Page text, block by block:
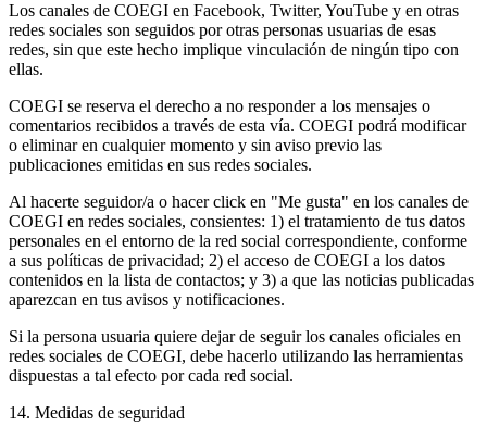
Los canales de COEGI en Facebook, Twitter, YouTube y en otras
redes sociales son seguidos por otras personas usuarias de esas
redes, sin que este hecho implique vinculación de ningún tipo con
ellas.
COEGI se reserva el derecho a no responder a los mensajes o
comentarios recibidos a través de esta vía. COEGI podrá modificar
o eliminar en cualquier momento y sin aviso previo las
publicaciones emitidas en sus redes sociales.
Al hacerte seguidor/a o hacer click en "Me gusta" en los canales de
COEGI en redes sociales, consientes: 1) el tratamiento de tus datos
personales en el entorno de la red social correspondiente, conforme
a sus políticas de privacidad; 2) el acceso de COEGI a los datos
contenidos en la lista de contactos; y 3) a que las noticias publicadas
aparezcan en tus avisos y notificaciones.
Si la persona usuaria quiere dejar de seguir los canales oficiales en
redes sociales de COEGI, debe hacerlo utilizando las herramientas
dispuestas a tal efecto por cada red social.
14. Medidas de seguridad